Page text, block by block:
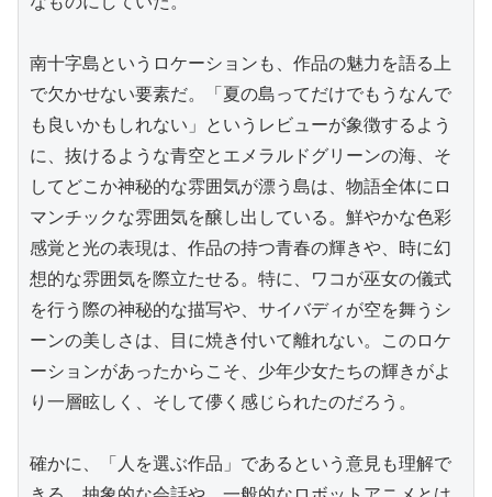
南十字島というロケーションも、作品の魅力を語る上
で欠かせない要素だ。「夏の島ってだけでもうなんで
も良いかもしれない」というレビューが象徴するよう
に、抜けるような青空とエメラルドグリーンの海、そ
してどこか神秘的な雰囲気が漂う島は、物語全体にロ
マンチックな雰囲気を醸し出している。鮮やかな色彩
感覚と光の表現は、作品の持つ青春の輝きや、時に幻
想的な雰囲気を際立たせる。特に、ワコが巫女の儀式
を行う際の神秘的な描写や、サイバディが空を舞うシ
ーンの美しさは、目に焼き付いて離れない。このロケ
ーションがあったからこそ、少年少女たちの輝きがよ
り一層眩しく、そして儚く感じられたのだろう。
確かに、「人を選ぶ作品」であるという意見も理解で